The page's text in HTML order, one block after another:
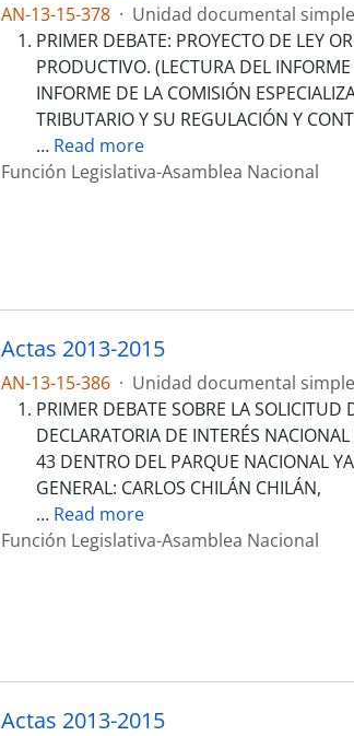
AN-13-15-378 · Unidad documental simple
PRIMER DEBATE: PROYECTO DE LEY
PRODUCTIVO. (LECTURA DEL
INFORME DE LA COMISIÓN
TRIBUTARIO Y SU REGULACIÓN Y
… Read more
Función Legislativa-Asamblea Nacional
Actas 2013-2015
AN-13-15-386 · Unidad documental simple
PRIMER DEBATE SOBRE LA SOLICITUD
DECLARATORIA DE INTERÉS
43 DENTRO DEL PARQUE NACIONAL
GENERAL: CARLOS CHILÁN CHILÁN,
… Read more
Función Legislativa-Asamblea Nacional
Actas 2013-2015